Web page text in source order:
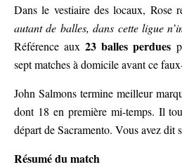
Dans le vestiaire des locaux, Rose
autant de balles, dans cette ligue
Référence aux23 balles perdues
sept matches à domicile avant ce
John Salmons termine meilleur
dont 18 en première mi-temps. Il
départ de Sacramento. Vous avez dit
Résumé du match